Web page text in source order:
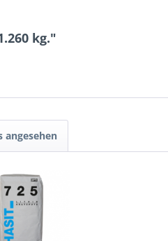
kg."
angesehen